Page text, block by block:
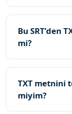
Bu SRT’den
mi?
TXT metnini
miyim?